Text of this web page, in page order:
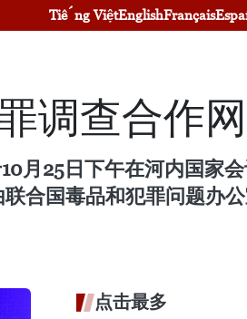
Tiếng ViệtEnglishFrançais
调查合作
月25日下午在河内国家
合国毒品和犯罪问题办
点击最多